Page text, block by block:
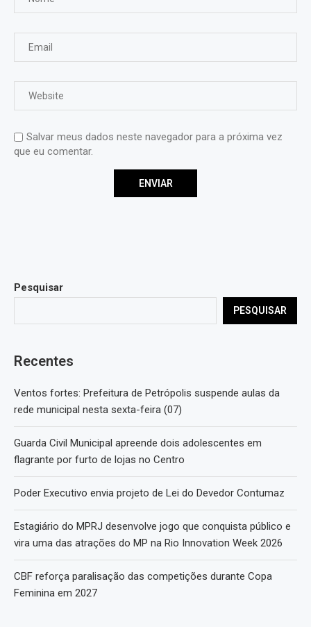
Salvar meus dados neste navegador para a próxima vez
que eu comentar.
Pesquisar
PESQUISAR
Recentes
Ventos fortes: Prefeitura de Petrópolis suspende aulas da
rede municipal nesta sexta-feira (07)
Guarda Civil Municipal apreende dois adolescentes em
flagrante por furto de lojas no Centro
Poder Executivo envia projeto de Lei do Devedor Contumaz
Estagiário do MPRJ desenvolve jogo que conquista público e
vira uma das atrações do MP na Rio Innovation Week 2026
CBF reforça paralisação das competições durante Copa
Feminina em 2027